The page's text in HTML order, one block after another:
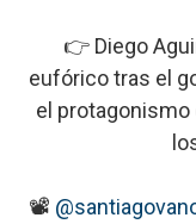
👉 Diego
eufórico tras el
el
📽️